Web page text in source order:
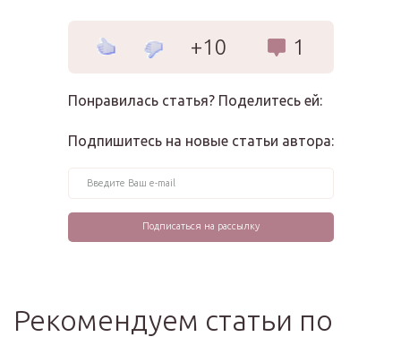
+10 1
Понравилась статья? Поделитесь ей:
Подпишитесь на новые статьи автора:
Рекомендуем статьи по